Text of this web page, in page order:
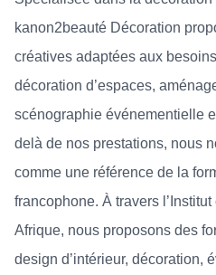
kanon2beauté Décoration
créatives adaptées aux
décoration d’espaces,
scénographie événementielle
delà de nos prestations, nous
comme une référence de la
francophone. À travers
Afrique, nous proposons des
design d’intérieur, décoration,